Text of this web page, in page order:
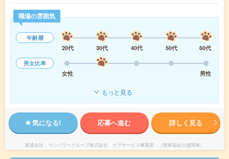
職場の雰囲気
年齢層
20代
30代 40代 50代
60代
男女比率
女性
男性
もっと見る
気になる! 応募へ進む 詳しく見る
派遣会社 マンパワーグループ株式会社 ケアサービス事業部 （医療福祉介護関連）